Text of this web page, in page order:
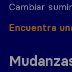
Cambiar
Encuentra